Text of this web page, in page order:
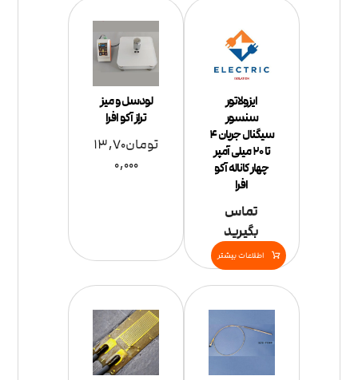
ایزولاتور
سنسور
سیگنال جریان 4
تا 20 میلی آمپر
چهار کاناله آکو
افرا
تماس
بگیرید
اطلاعات بیشتر
لودسل و میز
تراز آکو افرا
تومان13,70
0,000